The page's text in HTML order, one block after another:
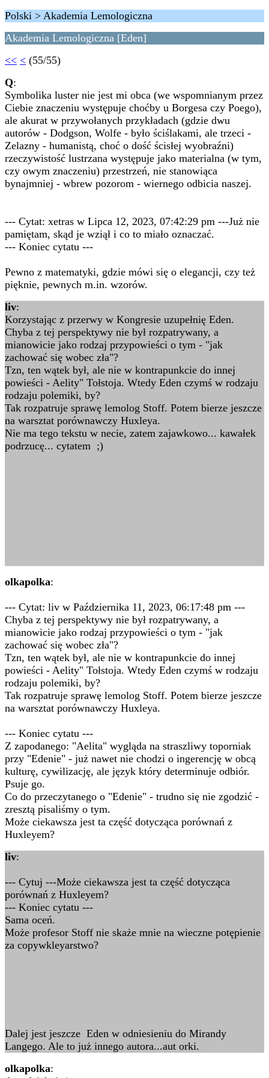
Polski > Akademia Lemologiczna
Akademia Lemologiczna [Eden]
<< < (55/55)
Q:
Symbolika luster nie jest mi obca (we wspomnianym przez
Ciebie znaczeniu występuje choćby u Borgesa czy Poego),
ale akurat w przywołanych przykładach (gdzie dwu
autorów - Dodgson, Wolfe - było ściślakami, ale trzeci -
Zelazny - humanistą, choć o dość ścisłej wyobraźni)
rzeczywistość lustrzana występuje jako materialna (w tym,
czy owym znaczeniu) przestrzeń, nie stanowiąca
bynajmniej - wbrew pozorom - wiernego odbicia naszej.
--- Cytat: xetras w Lipca 12, 2023, 07:42:29 pm ---Już nie
pamiętam, skąd je wziął i co to miało oznaczać.
--- Koniec cytatu ---
Pewno z matematyki, gdzie mówi się o elegancji, czy też
pięknie, pewnych m.in. wzorów.
liv:
Korzystając z przerwy w Kongresie uzupełnię Eden.
Chyba z tej perspektywy nie był rozpatrywany, a
mianowicie jako rodzaj przypowieści o tym - "jak
zachować się wobec zła"?
Tzn, ten wątek był, ale nie w kontrapunkcie do innej
powieści - Aelity" Tołstoja. Wtedy Eden czymś w rodzaju
rodzaju polemiki, by?
Tak rozpatruje sprawę lemolog Stoff. Potem bierze jeszcze
na warsztat porównawczy Huxleya.
Nie ma tego tekstu w necie, zatem zajawkowo... kawałek
podrzucę... cytatem ;)
olkapolka:
--- Cytat: liv w Października 11, 2023, 06:17:48 pm ---
Chyba z tej perspektywy nie był rozpatrywany, a
mianowicie jako rodzaj przypowieści o tym - "jak
zachować się wobec zła"?
Tzn, ten wątek był, ale nie w kontrapunkcie do innej
powieści - Aelity" Tołstoja. Wtedy Eden czymś w rodzaju
rodzaju polemiki, by?
Tak rozpatruje sprawę lemolog Stoff. Potem bierze jeszcze
na warsztat porównawczy Huxleya.
--- Koniec cytatu ---
Z zapodanego: "Aelita" wygląda na straszliwy toporniak
przy "Edenie" - już nawet nie chodzi o ingerencję w obcą
kulturę, cywilizację, ale język który determinuje odbiór.
Psuje go.
Co do przeczytanego o "Edenie" - trudno się nie zgodzić -
zresztą pisaliśmy o tym.
Może ciekawsza jest ta część dotycząca porównań z
Huxleyem?
liv:
--- Cytuj ---Może ciekawsza jest ta część dotycząca
porównań z Huxleyem?
--- Koniec cytatu ---
Sama oceń.
Może profesor Stoff nie skaże mnie na wieczne potępienie
za copywkleyarstwo?
Dalej jest jeszcze Eden w odniesieniu do Mirandy
Langego. Ale to już innego autora...aut orki.
olkapolka: